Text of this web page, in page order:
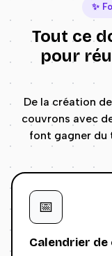
✨
Tout ce
pour
De la création
couvrons avec
font gagner du
📅
Calendrier